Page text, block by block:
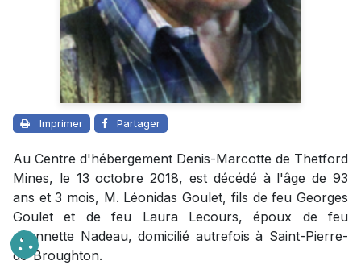
Imprimer Partager
Au Centre d'hébergement Denis-Marcotte de Thetford
Mines, le 13 octobre 2018, est décédé à l'âge de 93
ans et 3 mois, M. Léonidas Goulet, fils de feu Georges
Goulet et de feu Laura Lecours, époux de feu
Jeannette Nadeau, domicilié autrefois à Saint-Pierre-
de-Broughton.